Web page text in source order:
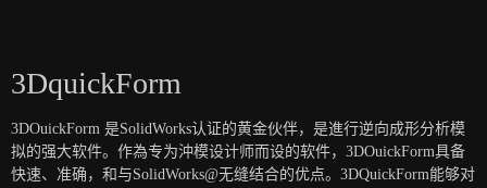
3DquickForm
3DOuickForm 是SolidWorks认证的黄金伙伴，是進行逆向成形分析模
拟的强大软件。作為专为沖模设计师而设的软件，3DOuickForm具备
快速、准确，和与SolidWorks@无缝结合的优点。3DQuickForm能够对